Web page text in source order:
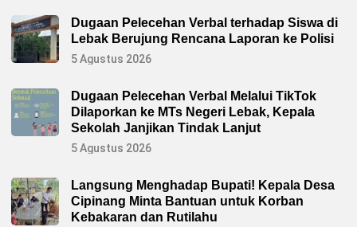
Dugaan Pelecehan Verbal terhadap Siswa di
Lebak Berujung Rencana Laporan ke Polisi
5 Agustus 2026
Dugaan Pelecehan Verbal Melalui TikTok
Dilaporkan ke MTs Negeri Lebak, Kepala
Sekolah Janjikan Tindak Lanjut
5 Agustus 2026
Langsung Menghadap Bupati! Kepala Desa
Cipinang Minta Bantuan untuk Korban
Kebakaran dan Rutilahu